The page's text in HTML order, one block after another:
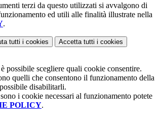
terzi da questo utilizzati si avvalgono di
ed utili alle finalità illustrate nella
.
tutti i cookies Accetta tutti i cookies
possibile scegliere quali cookie consentire.
quelli che consentono il funzionamento della
disabilitarli.
i cookie necessari al funzionamento potete
POLICY.